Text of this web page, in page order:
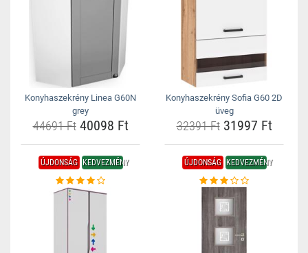
Konyhaszekrény Linea G60N
grey
44691 Ft40098 Ft
Konyhaszekrény Sofia G60 2D
üveg
32391 Ft31997 Ft
ÚJDONSÁG KEDVEZMÉNY ÚJDONSÁG KEDVEZMÉNY